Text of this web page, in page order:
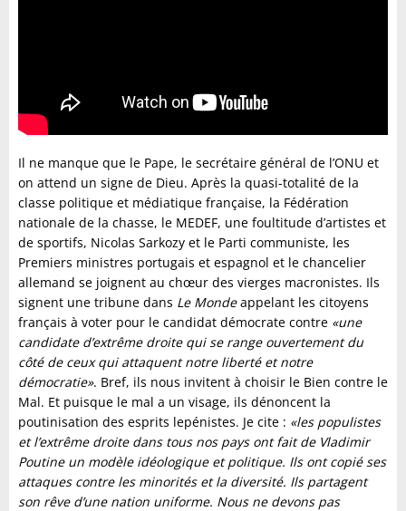
Il ne manque que le Pape, le secrétaire général de l’ONU et
on attend un signe de Dieu. Après la quasi-totalité de la
classe politique et médiatique française, la Fédération
nationale de la chasse, le MEDEF, une foultitude d’artistes et
de sportifs, Nicolas Sarkozy et le Parti communiste, les
Premiers ministres portugais et espagnol et le chancelier
allemand se joignent au chœur des vierges macronistes. Ils
signent une tribune dans Le Mondeappelant les citoyens
français à voter pour le candidat démocrate contre «une
candidate d’extrême droite qui se range ouvertement du
côté de ceux qui attaquent notre liberté et notre
démocratie». Bref, ils nous invitent à choisir le Bien contre le
Mal. Et puisque le mal a un visage, ils dénoncent la
poutinisation des esprits lepénistes. Je cite : «les populistes
et l’extrême droite dans tous nos pays ont fait de Vladimir
Poutine un modèle idéologique et politique. Ils ont copié ses
attaques contre les minorités et la diversité. Ils partagent
son rêve d’une nation uniforme. Nous ne devons pas